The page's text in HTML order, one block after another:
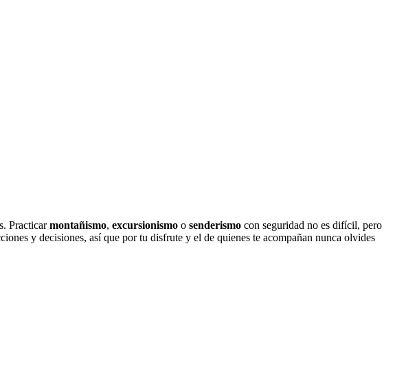
Practicarmontañismo, excursionismo o senderismo con seguridad no es difícil, pero
y decisiones, así que por tu disfrute y el de quienes te acompañan nunca olvides